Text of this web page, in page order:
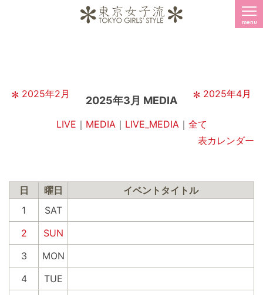
menu
2025年2月 2025年4月
2025年3月 MEDIA
LIVE ｜ MEDIA｜ LIVE_MEDIA｜ 全て
表カレンダー
日 曜日
イベントタイトル
1
SAT
2
SUN
3
MON
4
TUE